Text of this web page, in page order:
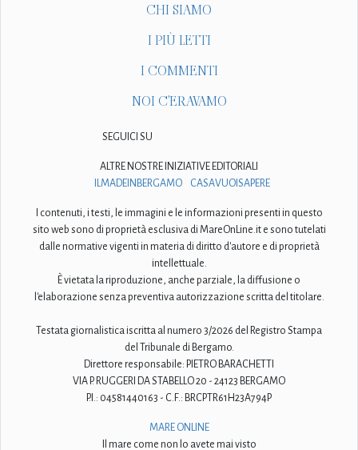
CHI SIAMO
I PIÙ LETTI
I COMMENTI
NOI C'ERAVAMO
SEGUICI SU
ALTRE NOSTRE INIZIATIVE EDITORIALI
ILMADEINBERGAMO
CASAVUOISAPERE
I contenuti, i testi, le immagini e le informazioni presenti in questo
sito web sono di proprietà esclusiva di MareOnLine.it e sono tutelati
dalle normative vigenti in materia di diritto d'autore e di proprietà
intellettuale.
È vietata la riproduzione, anche parziale, la diffusione o
l'elaborazione senza preventiva autorizzazione scritta del titolare.
Testata giornalistica iscritta al numero 3/2026 del Registro Stampa
del Tribunale di Bergamo.
Direttore responsabile: PIETRO BARACHETTI
VIA P. RUGGERI DA STABELLO 20 - 24123 BERGAMO
P.I.: 04581440163 - C.F.: BRCPTR61H23A794P
MARE ONLINE
Il mare come non lo avete mai visto